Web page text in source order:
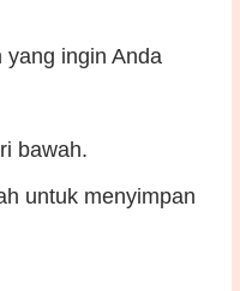
yang ingin Anda
bawah.
untuk menyimpan